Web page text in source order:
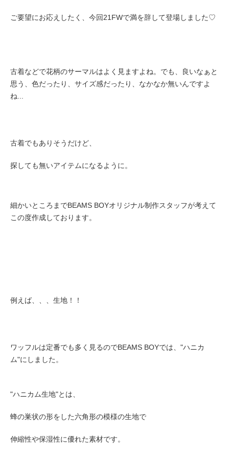
ご要望にお応えしたく、今回21FWで満を辞して登場しました♡
古着などで花柄のサーマルはよく見ますよね。でも、良いなぁと
思う、色だったり、サイズ感だったり、なかなか無いんですよ
ね...
古着でもありそうだけど、
探しても無いアイテムになるように。
細かいところまでBEAMS BOYオリジナル制作スタッフが考えて
この度作成しております。
例えば、、、生地！！
ワッフルは定番でも多く見るのでBEAMS BOYでは、"ハニカ
ム"にしました。
"ハニカム生地"とは、
蜂の巣状の形をした六角形の模様の生地で
伸縮性や保湿性に優れた素材です。